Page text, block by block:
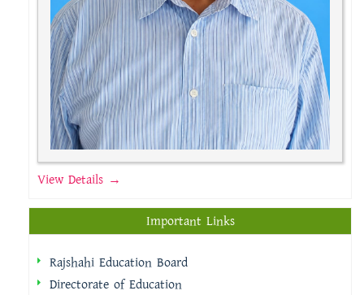
View Details →
Important Links
Rajshahi Education Board
Directorate of Education